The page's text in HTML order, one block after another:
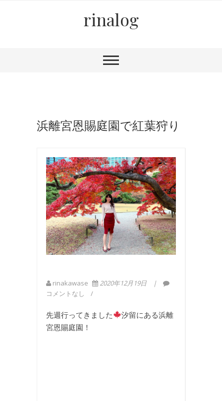
rinalog
浜離宮恩賜庭園で紅葉狩り
rinakawase
2020年12月19日
コメントなし
先週行ってきました
汐留にある浜離
宮恩賜庭園！